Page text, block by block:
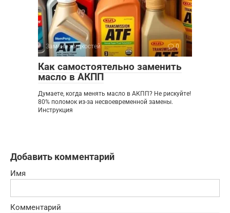
Замена жидкостей 0
Как самостоятельно заменить
масло в АКПП
Думаете, когда менять масло в АКПП? Не рискуйте!
80% поломок из-за несвоевременной замены.
Инструкция
Добавить комментарий
Имя
Комментарий